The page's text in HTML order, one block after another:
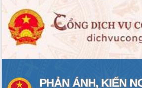
Hội nghị triển khai kết nối mạng
truyền số liệu chuyên dùng phục vụ cơ
quan Đảng, Nhà nước
Lễ phát động chuỗi hoạt động chung
tay làm sạch môi trường
Xã Ea Kar bước chuyển mình trong
mới